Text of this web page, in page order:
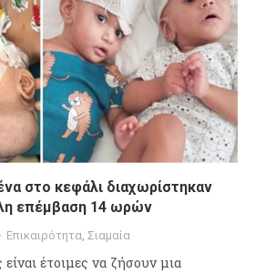
στο κεφάλι διαχωρίστηκαν
επέμβαση 14 ωρών
Επικαιρότητα, Σιαμαία
έτοιμες να ζήσουν μια